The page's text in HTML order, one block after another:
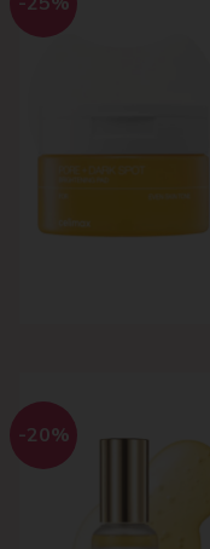
-20%